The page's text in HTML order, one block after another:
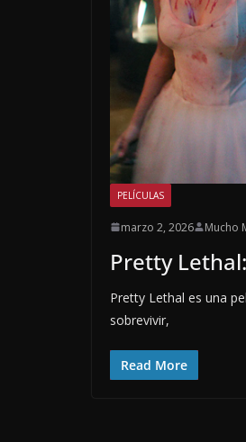
PELÍCULAS
marzo 2, 2026 Mucho
Pretty
Pretty Lethal es una
sobrevivir,
Read More